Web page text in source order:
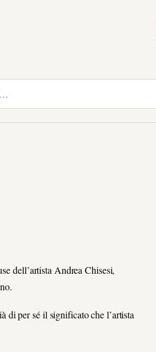
dell’artista Andrea Chisesi,
di per sé il significato che l’artista